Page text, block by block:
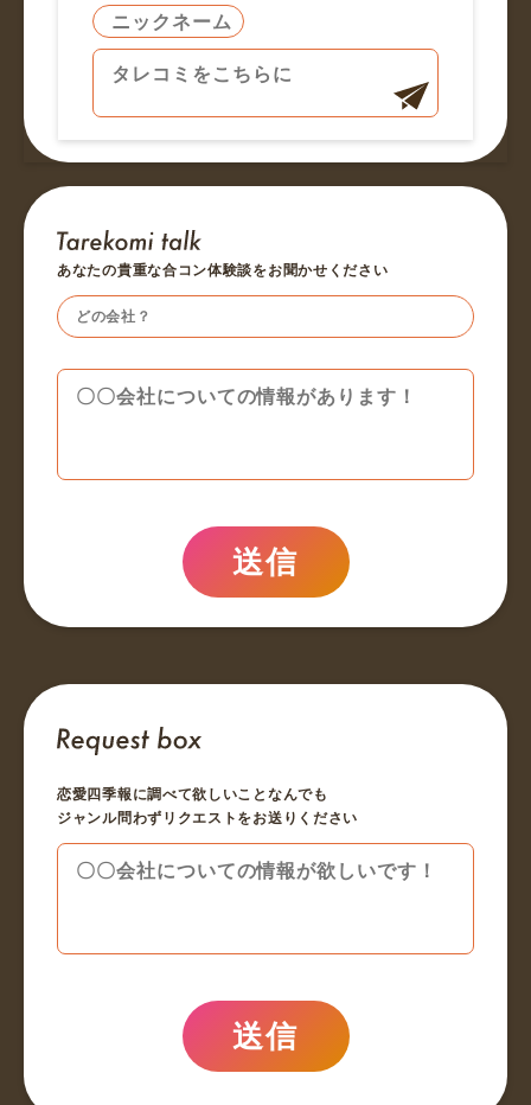
あなたの貴重な合コン体験談をお聞かせください
送信
恋愛四季報に調べて欲しいことなんでも
ジャンル問わずリクエストをお送りください
送信